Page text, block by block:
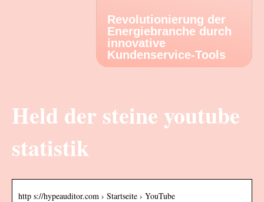
Revolutionierung der
Energiebranche durch
innovative
Kundenservice-Tools
Held der steine youtube
statistik
http s://hypeauditor.com › Startseite › YouTube